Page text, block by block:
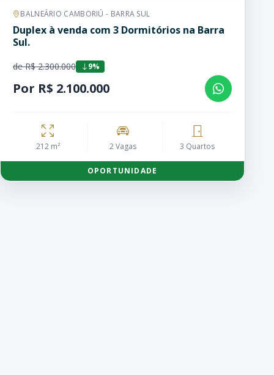
BALNEÁRIO CAMBORIÚ - BARRA SUL
Duplex à venda com 3 Dormitórios na Barra
Sul.
de R$ 2.300.000 9%
Por R$ 2.100.000
212 m² 2 Vagas 3 Quartos
OPORTUNIDADE